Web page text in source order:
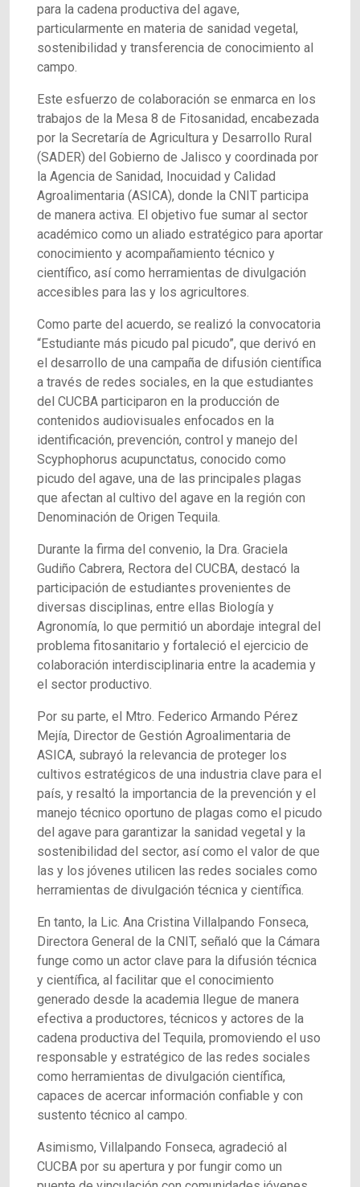
para la cadena productiva del agave,
particularmente en materia de sanidad vegetal,
sostenibilidad y transferencia de conocimiento al
campo.
Este esfuerzo de colaboración se enmarca en los
trabajos de la Mesa 8 de Fitosanidad, encabezada
por la Secretaría de Agricultura y Desarrollo Rural
(SADER) del Gobierno de Jalisco y coordinada por
la Agencia de Sanidad, Inocuidad y Calidad
Agroalimentaria (ASICA), donde la CNIT participa
de manera activa. El objetivo fue sumar al sector
académico como un aliado estratégico para aportar
conocimiento y acompañamiento técnico y
científico, así como herramientas de divulgación
accesibles para las y los agricultores.
Como parte del acuerdo, se realizó la convocatoria
“Estudiante más picudo pal picudo”, que derivó en
el desarrollo de una campaña de difusión científica
a través de redes sociales, en la que estudiantes
del CUCBA participaron en la producción de
contenidos audiovisuales enfocados en la
identificación, prevención, control y manejo del
Scyphophorus acupunctatus, conocido como
picudo del agave, una de las principales plagas
que afectan al cultivo del agave en la región con
Denominación de Origen Tequila.
Durante la firma del convenio, la Dra. Graciela
Gudiño Cabrera, Rectora del CUCBA, destacó la
participación de estudiantes provenientes de
diversas disciplinas, entre ellas Biología y
Agronomía, lo que permitió un abordaje integral del
problema fitosanitario y fortaleció el ejercicio de
colaboración interdisciplinaria entre la academia y
el sector productivo.
Por su parte, el Mtro. Federico Armando Pérez
Mejía, Director de Gestión Agroalimentaria de
ASICA, subrayó la relevancia de proteger los
cultivos estratégicos de una industria clave para el
país, y resaltó la importancia de la prevención y el
manejo técnico oportuno de plagas como el picudo
del agave para garantizar la sanidad vegetal y la
sostenibilidad del sector, así como el valor de que
las y los jóvenes utilicen las redes sociales como
herramientas de divulgación técnica y científica.
En tanto, la Lic. Ana Cristina Villalpando Fonseca,
Directora General de la CNIT, señaló que la Cámara
funge como un actor clave para la difusión técnica
y científica, al facilitar que el conocimiento
generado desde la academia llegue de manera
efectiva a productores, técnicos y actores de la
cadena productiva del Tequila, promoviendo el uso
responsable y estratégico de las redes sociales
como herramientas de divulgación científica,
capaces de acercar información confiable y con
sustento técnico al campo.
Asimismo, Villalpando Fonseca, agradeció al
CUCBA por su apertura y por fungir como un